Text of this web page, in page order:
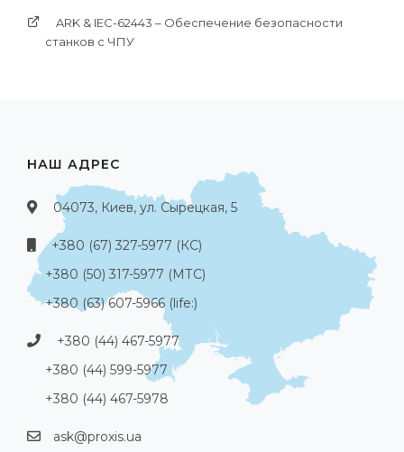
ARK & IEC-62443 – Обеспечение безопасности
станков с ЧПУ
НАШ АДРЕС
04073, Киев, ул. Сырецкая, 5
+380 (67) 327-5977 (КС)
+380 (50) 317-5977 (МТС)
+380 (63) 607-5966 (life:)
+380 (44) 467-5977
+380 (44) 599-5977
+380 (44) 467-5978
ask@proxis.ua